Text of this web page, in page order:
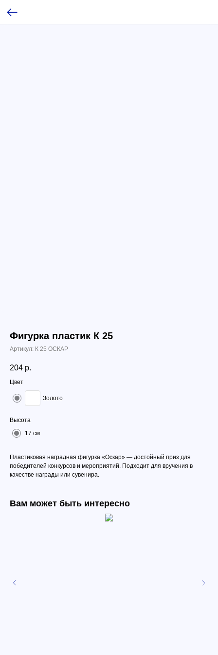
Фигурка пластик К 25
Артикул: К 25 ОСКАР
204 р.
Цвет
Золото
Высота
17 см
Пластиковая наградная фигурка «Оскар» — достойный приз для
победителей конкурсов и мероприятий. Подходит для вручения в
качестве награды или сувенира.
Вам может быть интересно